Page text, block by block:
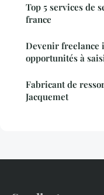
Top 5 services de
france
Devenir freelance
opportunités à
Fabricant de
Jacquemet